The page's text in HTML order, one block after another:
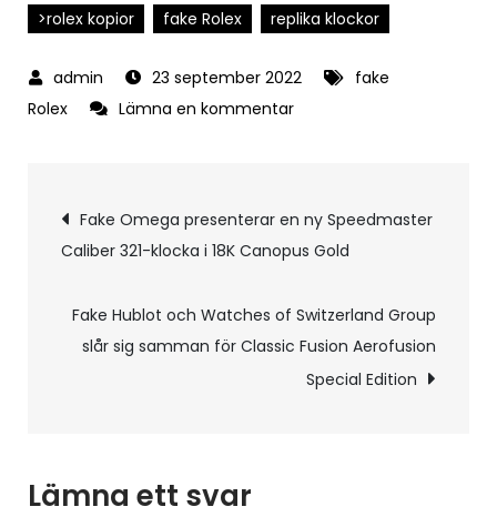
>rolex kopior fake Rolex replika klockor
23 september 2022
fake
Rolex
Lämna en kommentarpå
till
meteorit
Daytona
för
en
Inläggsnavigering
Fake Omega presenterar en ny Speedmaster
Caliber 321-klocka i 18K Canopus Gold
Fake Hublot och Watches of Switzerland Group
slår sig samman för Classic Fusion Aerofusion
Special Edition
Lämna ett svar